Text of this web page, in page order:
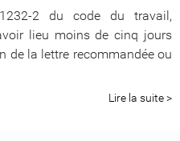
2 du code du travail,
lieu moins de cinq jours
de la lettre recommandée ou
Lire la suite >